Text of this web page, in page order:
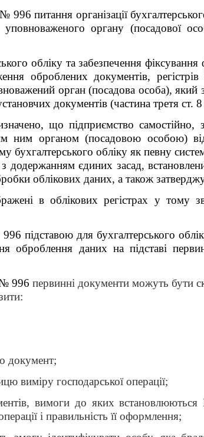
питання організації
органу (посадової
обліку та забезпечення
оброблених документів, регістрів
орган (посадова особа), який
документів (частина третя
що підприємство самостійно,
ним органом (посадовою особою)
бухгалтерського обліку як певну
з додержанням єдиних засад,
облікових даних, а також
в облікових регістрах у тому
підставою для бухгалтерського
оброблення даних на підставі
№ 996первинні документи можуть бути
документ;
виміру господарської операції;
вимоги до яких встановлюються
і правильність її оформлення;